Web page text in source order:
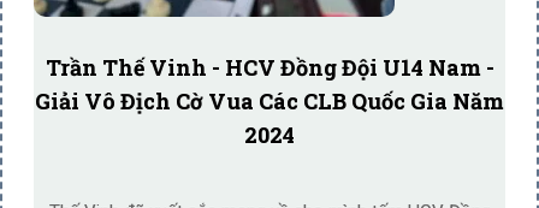
Trần Thế Vinh - HCV Đồng Đội U14 Nam -
Giải Vô Địch Cờ Vua Các CLB Quốc Gia Năm
2024